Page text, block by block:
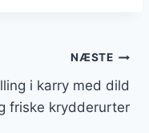
NÆSTE
i karry med dild
friske krydderurter